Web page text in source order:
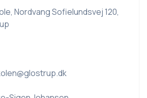
Nordvang Sofielundsvej 120,